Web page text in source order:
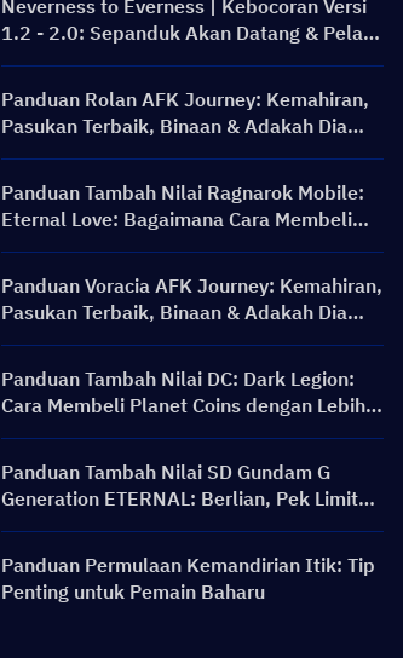
Neverness to Everness | Kebocoran Versi
1.2 - 2.0: Sepanduk Akan Datang & Pelan
Hala Tuju!
Panduan Rolan AFK Journey: Kemahiran,
Pasukan Terbaik, Binaan & Adakah Dia
Berbaloi untuk Ditarik?
Panduan Tambah Nilai Ragnarok Mobile:
Eternal Love: Bagaimana Cara Membeli
Big Cat Coin pada Harga yang Lebih Baik?
Panduan Voracia AFK Journey: Kemahiran,
Pasukan Terbaik, Binaan & Adakah Dia
Berbaloi untuk Diperoleh?
Panduan Tambah Nilai DC: Dark Legion:
Cara Membeli Planet Coins dengan Lebih
Murah & Selamat
Panduan Tambah Nilai SD Gundam G
Generation ETERNAL: Berlian, Pek Limit
Break, Harga, dan Kaedah Pengecasan
Semula
Panduan Permulaan Kemandirian Itik: Tip
Penting untuk Pemain Baharu